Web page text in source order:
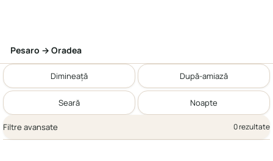
Pesaro → Oradea
Dimineață După-amiază
Seară Noapte
Filtre avansate 0 rezultate